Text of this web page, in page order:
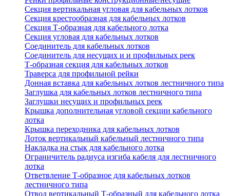
Секция вертикальная угловая для кабельных лотков
Секция крестообразная для кабельных лотков
Секция Т-образная для кабельного лотка
Секция угловая для кабельных лотков
Соединитель для кабельных лотков
Соединитель для несущих и и профильных реек
Т-образная секция для кабельных лотков
Траверса для профильной рейки
Донная вставка для кабельных лотков лестничного типа
Заглушка для кабельных лотков лестничного типа
Заглушки несущих и профильных реек
Крышка дополнительная угловой секции кабельного
лотка
Крышка переходника для кабельных лотков
Лоток вертикальный кабельный лестничного типа
Накладка на стык для кабельного лотка
Ограничитель радиуса изгиба кабеля для лестничного
лотка
Ответвление Т-образное для кабельных лотков
лестничного типа
Отвод вертикальный Т-образный для кабельного лотка